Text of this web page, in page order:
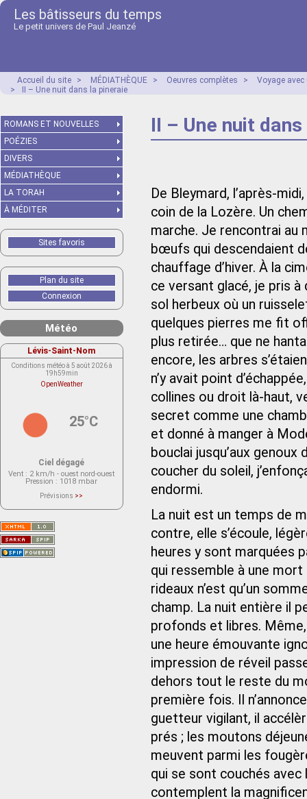
Les bâtisseurs du temps
Le petit univers de Paul Jeanzé
Accueil du site > MÉDIATHÈQUE > Oeuvres complètes >
Voyage avec
>
II – Une nuit dans la pineraie
II – Une nuit
De Bleymard, l’après-
coin de la Lozère. Un
marche. Je rencontrai au
bœufs qui descendaient
chauffage d’hiver. À la
ce versant glacé, je pris à
sol herbeux où un
quelques pierres me fit
plus retirée… que ne
encore, les arbres
n’y avait point
collines ou droit là-haut,
secret comme une
et donné à manger à
bouclai jusqu’aux
coucher du soleil,
endormi.
La nuit est un temps de
contre, elle s’écoule,
heures y sont marquées
qui ressemble à une
rideaux n’est qu’un
champ. La nuit entière il
profonds et libres.
une heure émouvante
impression de réveil
dehors tout le reste du
première fois. Il
guetteur vigilant, il
prés ; les moutons
meuvent parmi les
qui se sont couchés
contemplent la
ROMANS ET NOUVELLES
POÉZIES
DIVERS
MÉDIATHÈQUE
LA TORAH
À MÉDITER
Sites favoris
Plan du site
Connexion
Météo
Lévis-Saint-Nom
Conditions météo à 5 août 2026 à
19h59min
OpenWeather
25°C
Ciel dégagé
Vent : 2 km/h - ouest nord-ouest
Pression : 1018 mbar
Prévisions >>
actuellement aucune prévision
Saint-Nom.
Veuillez consulter le message du
service ci-dessous.
(401 - Invalid API key. Please see
https://openweathermap.org/faq#error401